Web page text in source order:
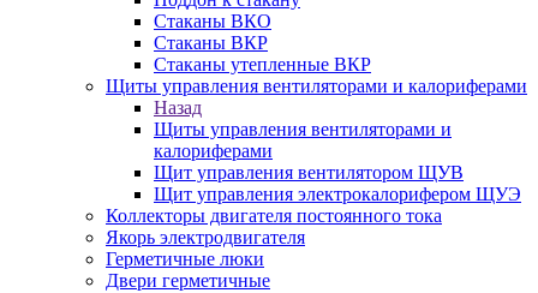
Стаканы ВКО
Стаканы ВКР
Стаканы утепленные ВКР
Щиты управления вентиляторами и калориферами
Назад
Щиты управления вентиляторами и
калориферами
Щит управления вентилятором ЩУВ
Щит управления электрокалорифером ЩУЭ
Коллекторы двигателя постоянного тока
Якорь электродвигателя
Герметичные люки
Двери герметичные